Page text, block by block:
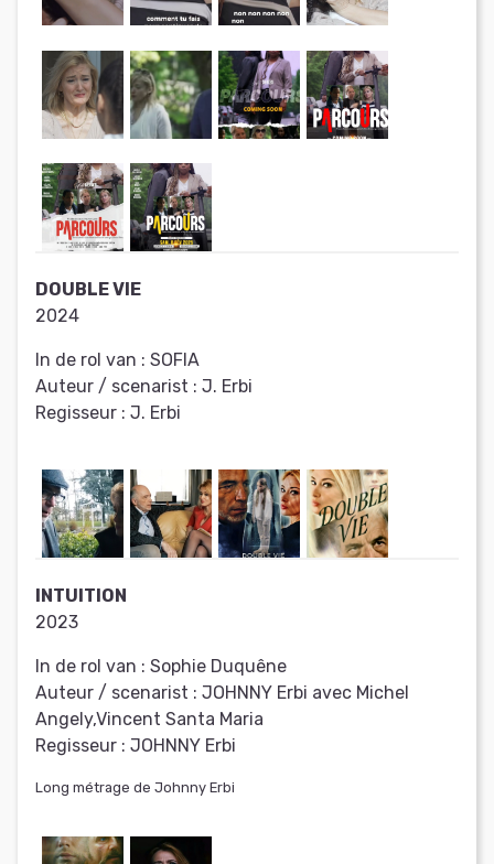
DOUBLE VIE
2024
In de rol van : SOFIA
Auteur / scenarist : J. Erbi
Regisseur : J. Erbi
INTUITION
2023
In de rol van : Sophie Duquêne
Auteur / scenarist : JOHNNY Erbi avec Michel
Angely,Vincent Santa Maria
Regisseur : JOHNNY Erbi
Long métrage de Johnny Erbi